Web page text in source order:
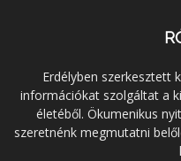
Erdélyben szerkesztett
információkat szolgáltat a
életéből. Ökumenikus
szeretnénk megmutatni